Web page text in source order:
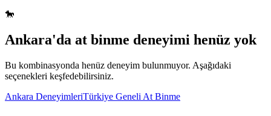
🐎
Ankara'da at binme deneyimi henüz yok
Bu kombinasyonda henüz deneyim bulunmuyor. Aşağıdaki
seçenekleri keşfedebilirsiniz.
Ankara DeneyimleriTürkiye Geneli At Binme